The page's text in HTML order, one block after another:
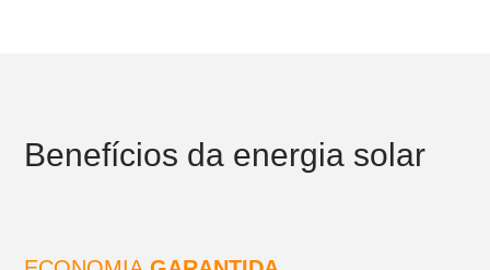
Benefícios da energia solar